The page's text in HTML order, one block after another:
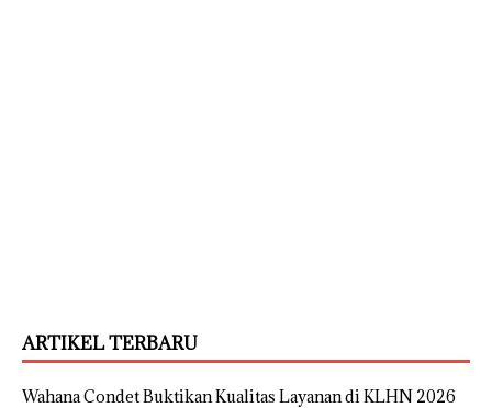
ARTIKEL TERBARU
Wahana Condet Buktikan Kualitas Layanan di KLHN 2026